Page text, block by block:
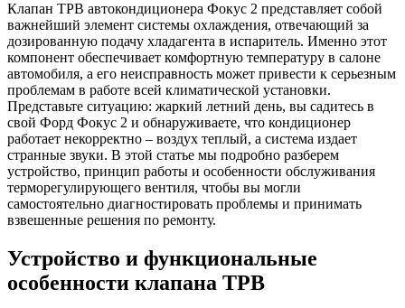
Клапан ТРВ автокондиционера Фокус 2 представляет собой
важнейший элемент системы охлаждения, отвечающий за
дозированную подачу хладагента в испаритель. Именно этот
компонент обеспечивает комфортную температуру в салоне
автомобиля, а его неисправность может привести к серьезным
проблемам в работе всей климатической установки.
Представьте ситуацию: жаркий летний день, вы садитесь в
свой Форд Фокус 2 и обнаруживаете, что кондиционер
работает некорректно – воздух теплый, а система издает
странные звуки. В этой статье мы подробно разберем
устройство, принцип работы и особенности обслуживания
терморегулирующего вентиля, чтобы вы могли
самостоятельно диагностировать проблемы и принимать
взвешенные решения по ремонту.
Устройство и функциональные
особенности клапана ТРВ